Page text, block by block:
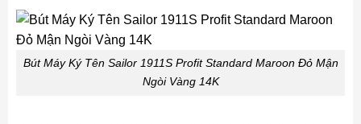
Bút Máy Ký Tên Sailor 1911S Profit Standard Maroon Đỏ Mận
Ngòi Vàng 14K